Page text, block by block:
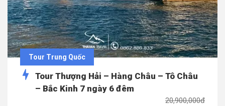
Tour Trung Quốc
Tour Thượng Hải – Hàng Châu – Tô Châu
– Bắc Kinh 7 ngày 6 đêm
20,900,000đ